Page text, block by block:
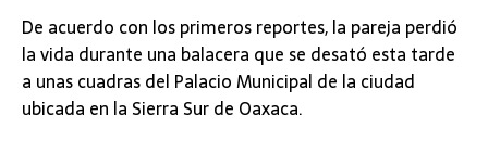
De acuerdo con los primeros reportes, la pareja perdió
la vida durante una balacera que se desató esta tarde
a unas cuadras del Palacio Municipal de la ciudad
ubicada en la Sierra Sur de Oaxaca.